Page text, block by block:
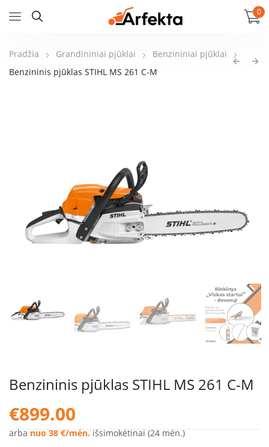
0
Pradžia Grandininiai pjūklai
Benzininiai pjūklai
Benzininis pjūklas STIHL MS 261 C-M
Benzininis pjūklas STIHL MS 261 C-M
€899.00
arba nuo 38 €/mėn. išsimokėtinai (24 mėn.)